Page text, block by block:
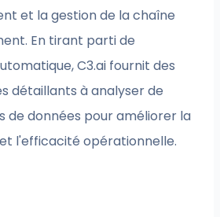
et la gestion de la chaîne
En tirant parti de
C3.ai fournit des
détaillants à analyser de
de données pour améliorer la
l'efficacité opérationnelle.